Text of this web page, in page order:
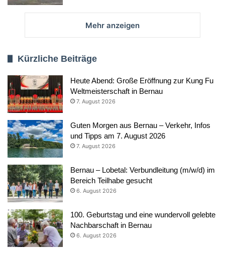
Mehr anzeigen
Kürzliche Beiträge
Heute Abend: Große Eröffnung zur Kung Fu
Weltmeisterschaft in Bernau
7. August 2026
Guten Morgen aus Bernau – Verkehr, Infos
und Tipps am 7. August 2026
7. August 2026
Bernau – Lobetal: Verbundleitung (m/w/d) im
Bereich Teilhabe gesucht
6. August 2026
100. Geburtstag und eine wundervoll gelebte
Nachbarschaft in Bernau
6. August 2026